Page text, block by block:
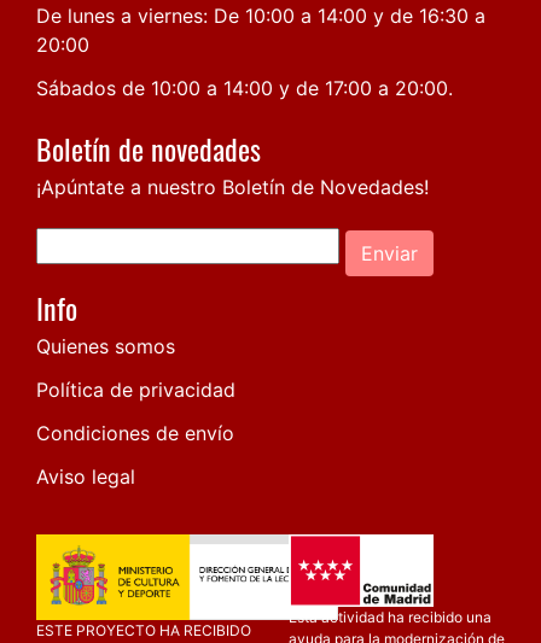
De lunes a viernes: De 10:00 a 14:00 y de 16:30 a
20:00
Sábados de 10:00 a 14:00 y de 17:00 a 20:00.
Boletín de novedades
¡Apúntate a nuestro Boletín de Novedades!
Enviar
Info
Quienes somos
Política de privacidad
Condiciones de envío
Aviso legal
ESTE PROYECTO HA RECIBIDO
Esta actividad ha recibido una
ayuda para la modernización de